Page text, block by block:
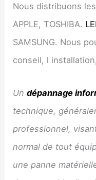
Nous distribuons les
APPLE, TOSHIBA.
SAMSUNG. Nous
conseil, l
Undépannage
technique,
professionnel,
normal de tout
une panne